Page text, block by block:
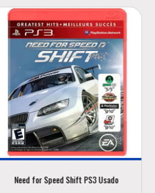
Need for Speed Shift PS3 Usado